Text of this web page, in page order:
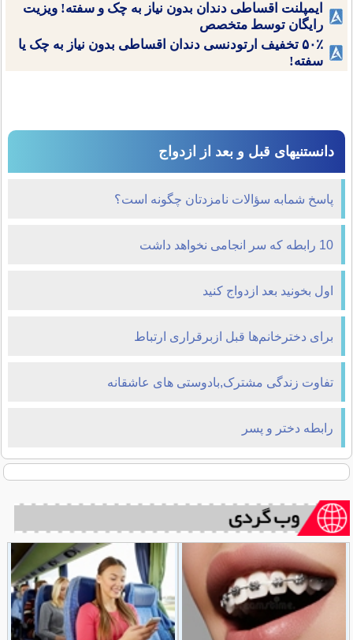
ایمپلنت اقساطی دندان بدون نیاز به چک و سفته! ویزیت
رایگان توسط متخصص
۵۰٪ تخفیف ارتودنسی دندان اقساطی بدون نیاز به چک یا
سفته!
دانستنیهای قبل و بعد از ازدواج
پاسخ شمابه سؤالات نامزدتان چگونه است؟
10 رابطه که سر انجامی نخواهد داشت
اول بخونيد بعد ازدواج کنيد
برای دخترخانم‌ها قبل ازبرقراری ارتباط
تفاوت زندگی مشترک,بادوستی های عاشقانه
رابطه دختر و پسر